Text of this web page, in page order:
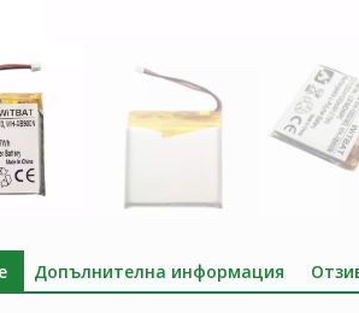
Допълнителна информация